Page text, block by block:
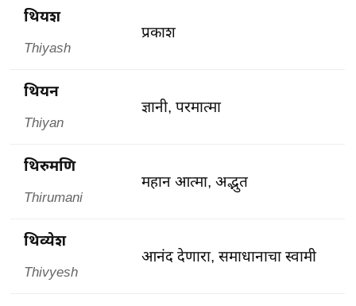
थियश
Thiyash
प्रकाश
थियन
Thiyan
ज्ञानी, परमात्मा
थिरुमणि
Thirumani
महान आत्मा, अद्भुत
थिव्येश
Thivyesh
आनंद देणारा, समाधानाचा स्वामी